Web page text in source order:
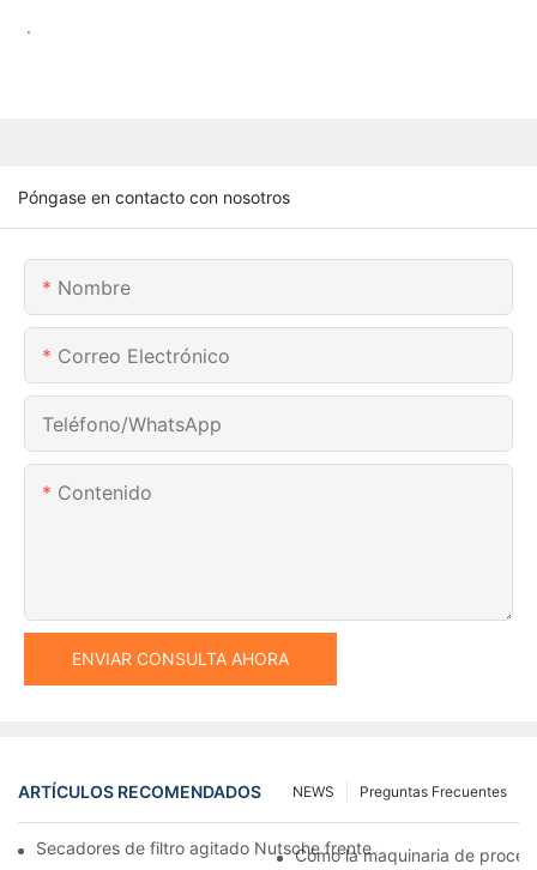
.
Póngase en contacto con nosotros
Nombre
Correo Electrónico
Teléfono/WhatsApp
Contenido
ENVIAR CONSULTA AHORA
ARTÍCULOS RECOMENDADOS Preguntas Frecuentes
NEWS
Secadores de filtro agitado Nutsche frente a otros métodos de
Cómo la maquinaria de